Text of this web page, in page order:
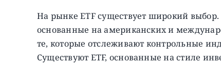
На рынке ETF существует широкий
основанные на американских и
те, которые отслеживают контрольные
Существуют ETF, основанные на стиле